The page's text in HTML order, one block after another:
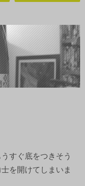
すぐ底をつきそう
を開けてしまいま